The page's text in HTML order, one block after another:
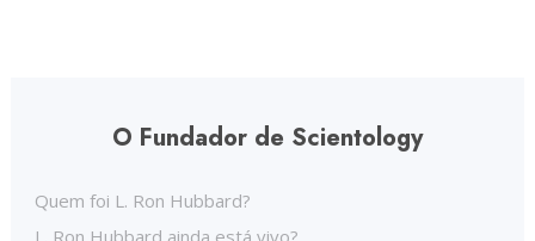
O Fundador de Scientology
Quem foi L. Ron Hubbard?
L. Ron Hubbard ainda está vivo?